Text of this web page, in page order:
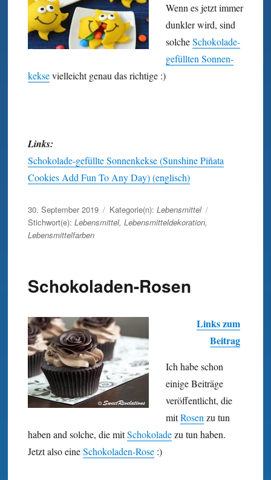
Wenn es jetzt immer
dunkler wird, sind
solcheSchokolade-
gefüllten Sonnen­
keksevielleicht genau das richtige :)
Links:
Schokolade-gefüllte Sonnenkekse (Sunshine Piñata
Cookies Add Fun To Any Day) (englisch)
Veröffentlicht
am
30. September 2019 Kategorie(n): Lebensmittel
Stichwort(e): Lebensmittel, Lebensmitteldekoration,
Lebensmittelfarben
Schokoladen-Rosen
Links zum
Beitrag
Ich habe schon
einige Beiträge
veröffentlicht, die
mitRosenzu tun
haben and solche, die mitSchokoladezu tun haben.
Jetzt also eineSchokoladen-Rose:)